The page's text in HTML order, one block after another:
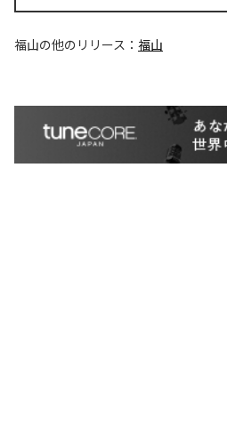
福山の他のリリース： 福山